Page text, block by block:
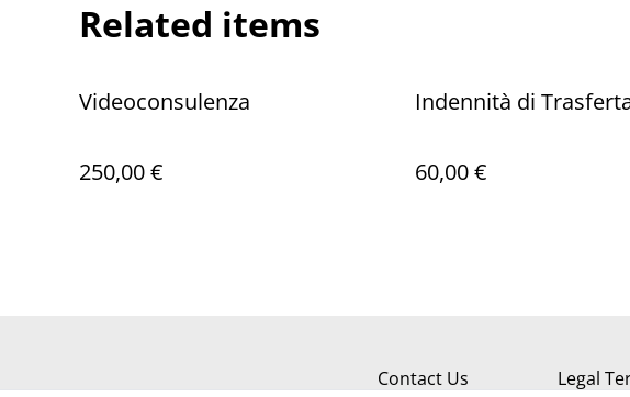
Related items
Videoconsulenza
250,00 €
Indennità di
60,00 €
Contact Us Legal